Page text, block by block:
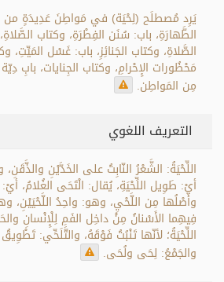
يَرِد مُصطلَح (لِحْيَة) في مَواطِنَ عَدِيدَةٍ من
الطَّهارَةِ، باب: سُنَن الفِطْرَةِ، وكتاب
الصَّلاةِ، وكتاب الجَنائِزِ، باب: غَسْل المَيِّتِ،
مَحْظُورات الإِحْرامِ، وكتاب الجِنايات، بابِ
مِن المَواطِن.
التعريف اللغوي
اللِّحْيَةُ: الشَّعْرُ النّابِتُ على الخَدَّيْنِ
أيْ: طَوِيل اللِّحْيَةِ، يُقال: الْتَحَى الغُلامُ،
وأَصْلُها مِن اللَّحْيِ، وهو: واحِدُ اللَّحْيَيْنِ،
فِيهِما الأَسْنانُ مِنْ داخِل الفَمِ لِلْإِنْسانِ
اللِّحْيَةُ؛ لأنّها تَنْبُتُ فَوْقَهُ، والتَّلَحِّي:
والجَمْعُ: لِحَى ولُحَى.